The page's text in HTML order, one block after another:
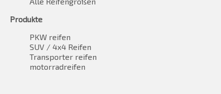
Produkte
PKW reifen
SUV / 4x4 Reifen
Transporter reifen
motorradreifen